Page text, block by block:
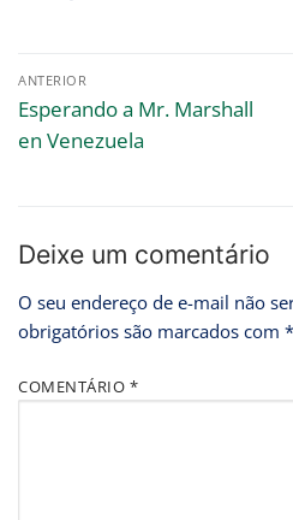
ANTERIOR
Esperando a Mr. Marshall
en Venezuela
Deixe um comentário
O seu endereço de e-mail não
obrigatórios são marcados com *
COMENTÁRIO *